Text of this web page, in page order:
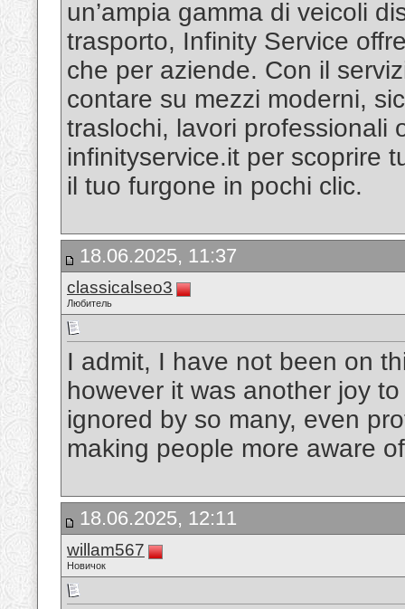
un’ampia gamma di veicoli
trasporto, Infinity Service
che per aziende. Con il
contare su mezzi moderni,
traslochi, lavori professionali
infinityservice.it per scoprire
il tuo furgone in pochi clic.
18.06.2025, 11:37
classicalseo3
Любитель
I admit, I have not been on
however it was another joy
ignored by so many, even
making people more aware
18.06.2025, 12:11
willam567
Новичок